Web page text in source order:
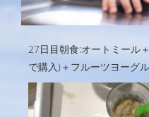
27日目朝食:オートミール
で購入)＋フルーツヨーグ